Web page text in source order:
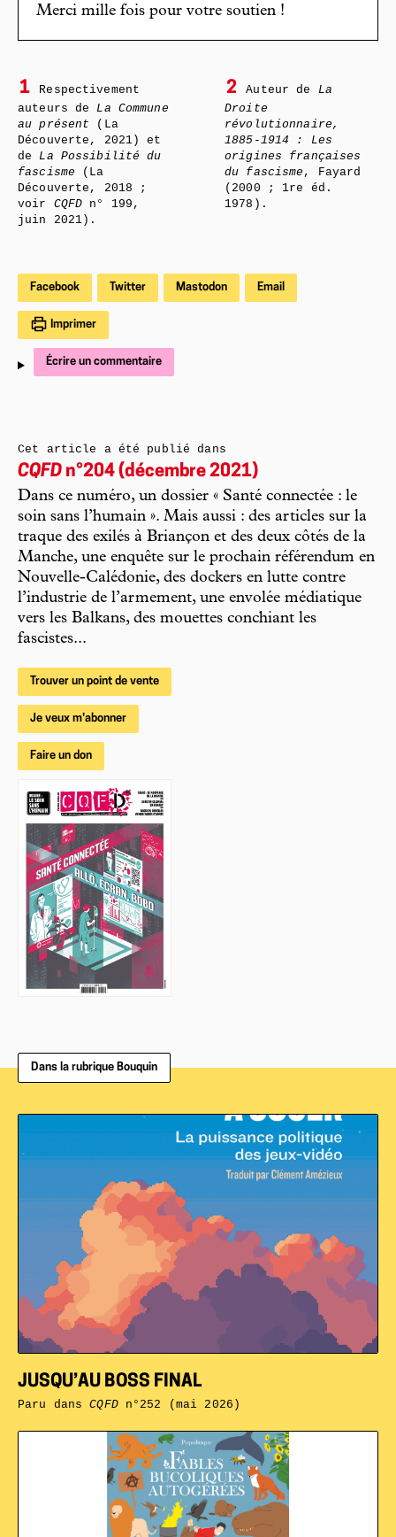
Merci mille fois pour votre soutien !
1
Respectivement
auteurs de La Commune
au présent (La
Découverte, 2021) et
de La Possibilité du
fascisme (La
Découverte, 2018 ;
voir
CQFD n° 199,
juin 2021).
2 Auteur de La
Droite
révolutionnaire,
1885-1914 : Les
origines françaises
du fascisme , Fayard
(2000 ; 1re éd.
1978).
Facebook Twitter Mastodon Email
Imprimer
Écrire un commentaire
Cet article a été publié dans
CQFD n°204 (décembre 2021)
Dans ce numéro, un dossier « Santé connectée : le
soin sans l’humain ». Mais aussi : des articles sur la
traque des exilés à Briançon et des deux côtés de la
Manche, une enquête sur le prochain référendum en
Nouvelle-Calédonie, des dockers en lutte contre
l’industrie de l’armement, une envolée médiatique
vers les Balkans, des mouettes conchiant les
fascistes...
Trouver un point de vente
Je veux m'abonner
Faire un don
Dans la rubrique Bouquin
JUSQU’AU BOSS FINAL
Paru dansCQFDn°252 (mai 2026)